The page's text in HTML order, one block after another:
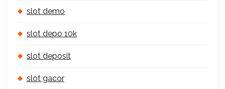
slot demo
slot depo 10k
slot deposit
slot gacor